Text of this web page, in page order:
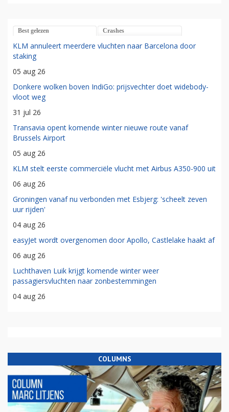
Best gelezen Crashes
KLM annuleert meerdere vluchten naar Barcelona door
staking
05 aug 26
Donkere wolken boven IndiGo: prijsvechter doet widebody-
vloot weg
31 jul 26
Transavia opent komende winter nieuwe route vanaf
Brussels Airport
05 aug 26
KLM stelt eerste commerciële vlucht met Airbus A350-900 uit
06 aug 26
Groningen vanaf nu verbonden met Esbjerg: 'scheelt zeven
uur rijden'
04 aug 26
easyJet wordt overgenomen door Apollo, Castlelake haakt af
06 aug 26
Luchthaven Luik krijgt komende winter weer
passagiersvluchten naar zonbestemmingen
04 aug 26
COLUMNS